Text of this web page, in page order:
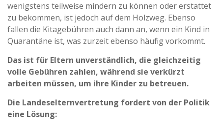
wenigstens teilweise mindern zu können oder erstattet
zu bekommen, ist jedoch auf dem Holzweg. Ebenso
fallen die Kitagebühren auch dann an, wenn ein Kind in
Quarantäne ist, was zurzeit ebenso häufig vorkommt.
Das ist für Eltern unverständlich, die gleichzeitig
volle Gebühren zahlen, während sie verkürzt
arbeiten müssen, um ihre Kinder zu betreuen.
Die Landeselternvertretung fordert von der Politik
eine Lösung: